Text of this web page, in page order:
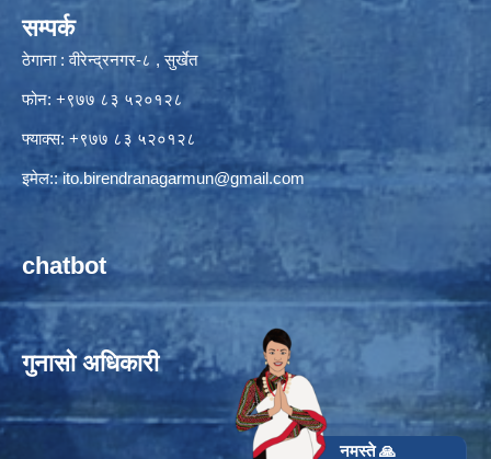
सम्पर्क
ठेगाना : वीरेन्द्रनगर-८ , सुर्खेत
फोन: +९७७ ८३ ५२०१२८
फ्याक्स: +९७७ ८३ ५२०१२८
इमेल::ito.birendranagarmun@gmail.com
chatbot
गुनासो अधिकारी
नमस्ते 🙏